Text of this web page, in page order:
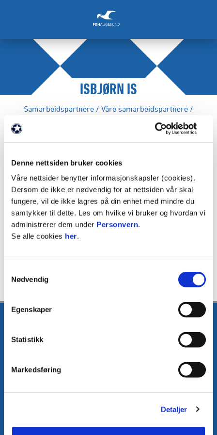
Denne nettsiden bruker cookies
Våre nettsider benytter informasjonskapsler (cookies).
Dersom de ikke er nødvendig for at nettsiden vår skal
fungere, vil de ikke lagres på din enhet med mindre du
samtykker til dette. Les om hvilke vi bruker og hvordan vi
administrerer dem under Personvern.
Se alle cookies her.
Nødvendig
Egenskaper
Statistikk
Markedsføring
Detaljer
ISBJØRN IS
Samarbeidspartnere / Våre samarbeidspartnere /
FAKTA
Webadresse:https://isbjornis.no
E-post:media@fkh.no +47 41 00 00 55
Kontakt oss
Facebook Instagram Twitter